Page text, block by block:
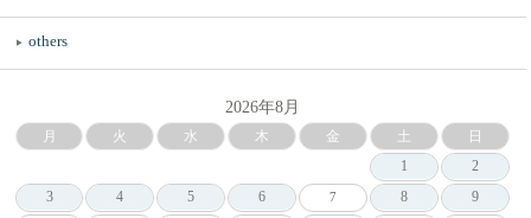
others
2026年8月
月 火 水 木 金 土
日
1
2
3
4 5 6 7 8 9